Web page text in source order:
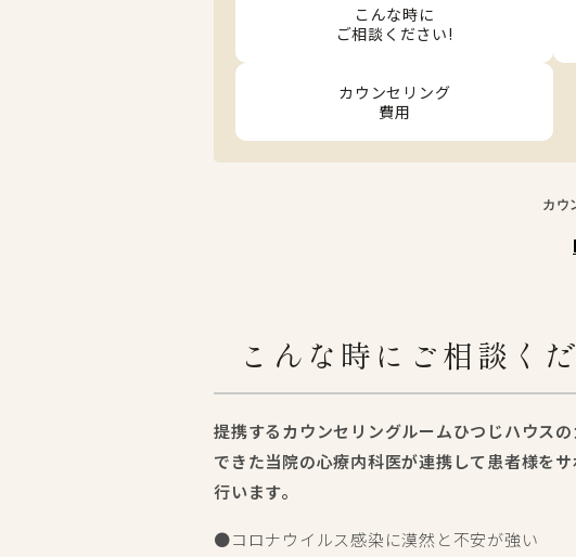
こんな時に
ご相談ください!
カウンセリング
費用
カウ
こんな時にご相談く
提携するカウンセリングルームひつじハウス
できた当院の心療内科医が連携して患者様を
行います。
●コロナウイルス感染に漠然と不安が強い